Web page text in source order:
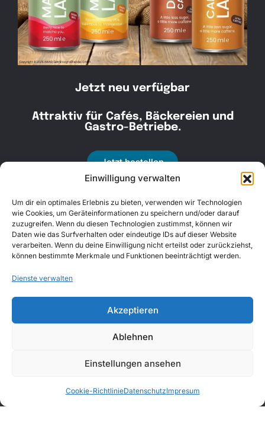
Einwilligung verwalten
Um dir ein optimales Erlebnis zu bieten, verwenden wir Technologien
wie Cookies, um Geräteinformationen zu speichern und/oder darauf
zuzugreifen. Wenn du diesen Technologien zustimmst, können wir
Daten wie das Surfverhalten oder eindeutige IDs auf dieser Website
verarbeiten. Wenn du deine Einwilligung nicht erteilst oder zurückziehst,
können bestimmte Merkmale und Funktionen beeinträchtigt werden.
Dienste verwalten
Akzeptieren
Ablehnen
Einstellungen ansehen
Cookie-RichtlinieDatenschutzImpresum
Kontakt
kontakt@awad-getraenke.de
Unsere Richtlinien
IMPRESSUM
Copyright © 2026, AWAD Getränkegroßhandel
PüreeMix
Bartools
Snacks
Fruchtsäfte
Wasser Softdrinks
Jetzt neu verfügbar
Attraktiv für Cafés, Bäckereien und
Gastro-Betriebe.
Jetzt bestellen
Echter Matcha. Cremiger Genuss. Einfach
besonders.